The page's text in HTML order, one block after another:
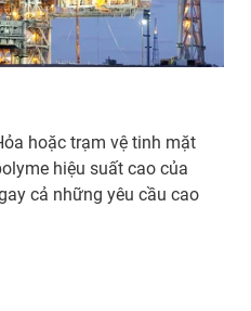
hoặc trạm vệ tinh mặt
hiệu suất cao của
cả những yêu cầu cao